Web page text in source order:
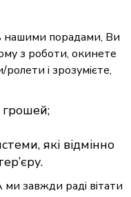
нашими порадами, Ви
з роботи, окинете
і зрозумієте,
грошей;
які відмінно
завжди раді вітати